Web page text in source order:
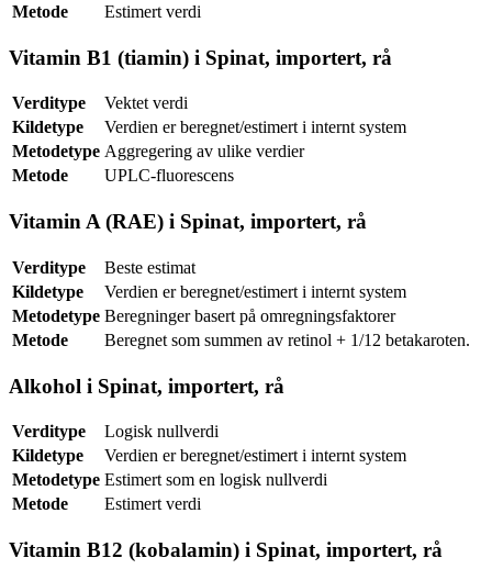
Metode
Estimert verdi
Vitamin B1 (tiamin) i Spinat, importert, rå
Verditype
Vektet verdi
Kildetype
Verdien er beregnet/estimert i internt system
Metodetype Aggregering av ulike verdier
Metode
UPLC-fluorescens
Vitamin A (RAE) i Spinat, importert, rå
Verditype
Beste estimat
Kildetype
Verdien er beregnet/estimert i internt system
Metodetype Beregninger basert på omregningsfaktorer
Metode
Beregnet som summen av retinol + 1/12 betakaroten.
Alkohol i Spinat, importert, rå
Verditype
Logisk nullverdi
Kildetype
Verdien er beregnet/estimert i internt system
Metodetype Estimert som en logisk nullverdi
Metode
Estimert verdi
Vitamin B12 (kobalamin) i Spinat, importert, rå